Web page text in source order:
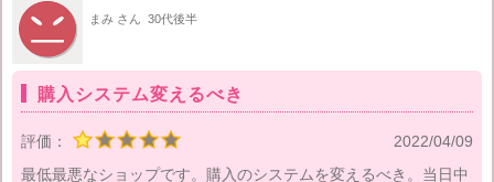
まみ さん 30代後半
購入システム変えるべき
評価：
2022/04/09
最低最悪なショップです。購入のシステムを変えるべき。当日中